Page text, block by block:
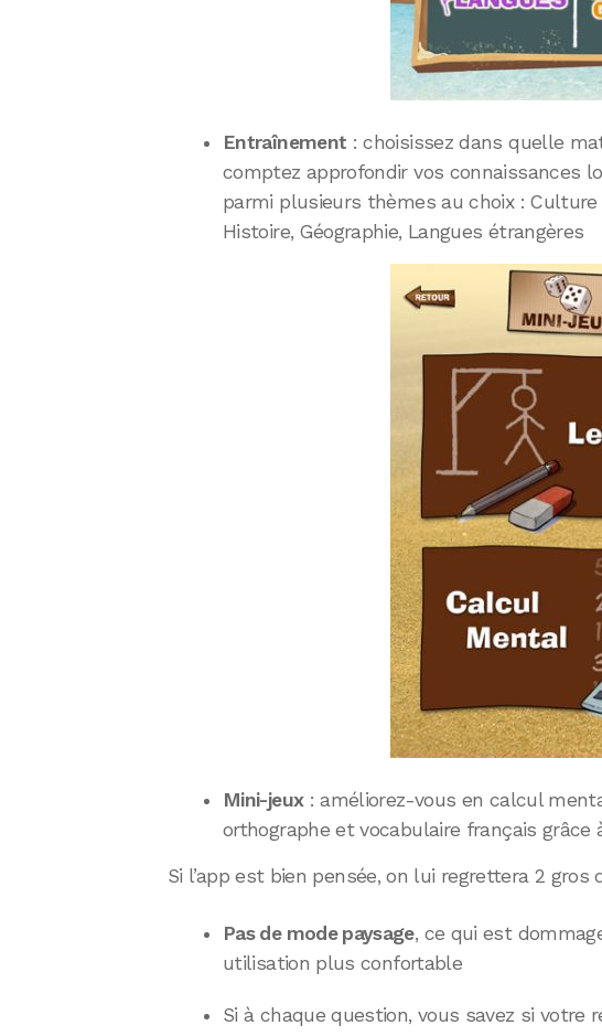
Entraînement : choisissez dans quelle
comptez approfondir vos connaissances
parmi plusieurs thèmes au choix : Culture
Histoire, Géographie, Langues étrangères
Mini-jeux: améliorez-vous en calcul
orthographe et vocabulaire français grâce
Si l’app est bien pensée, on lui regrettera 2 gros
Pas de mode paysage, ce qui est
utilisation plus confortable
Si à chaque question, vous savez si votre